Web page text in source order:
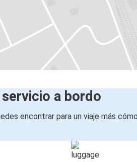
a bordo
encontrar para un viaje más